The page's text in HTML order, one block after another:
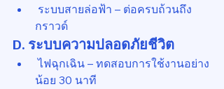
ระบบสายล่อฟ้า – ต่อครบถ้วนถึง
กราวด์
D. ระบบความปลอดภัยชีวิต
ไฟฉุกเฉิน – ทดสอบการใช้งานอย่าง
น้อย 30 นาที